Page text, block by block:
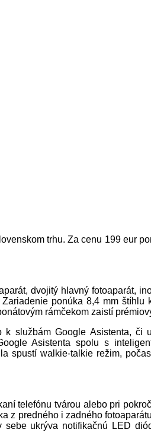
trhu. Za cenu 199 eur
dvojitý hlavný fotoaparát,
ponúka 8,4 mm štíhlu
rámčekom zaistí
službám Google Asistenta,
Asistenta spolu s
spustí walkie-talkie režim,
telefónu tvárou alebo pri
predného i zadného
ukrýva notifikačnú LED